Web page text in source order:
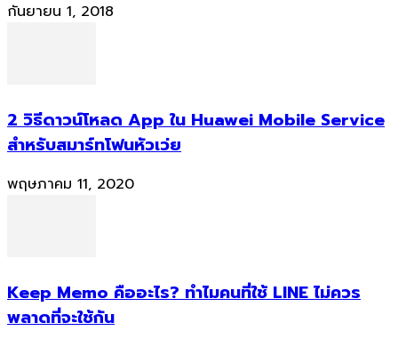
กันยายน 1, 2018
2 วิธีดาวน์โหลด App ใน Huawei Mobile Service
สำหรับสมาร์ทโฟนหัวเว่ย
พฤษภาคม 11, 2020
Keep Memo คืออะไร? ทำไมคนที่ใช้ LINE ไม่ควร
พลาดที่จะใช้กัน